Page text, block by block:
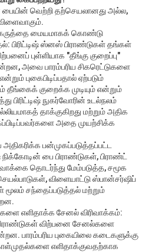
பையின் வெற்றி தற்செயலானது அல்ல,
கருத்தை மையமாகக் கொண்டு
பிரிட்டிஷ் ஸ்னஸ் பிராண்டுகள் தங்கள்
புள்ளியாக "தீங்கு குறைப்பு"
அவை பாரம்பரிய சிகரெட்டுகளை
புகைபிடிப்பதால் ஏற்படும்
தீங்கைக் குறைக்க முடியும் என்றும்
பிரிட்டிஷ் நுகர்வோரின் உடல்நலம்
தாக்குகிறது மற்றும் அதிக
அதை முயற்சிக்க
அதிகரிக்க பன்முகப்படுத்தப்பட்ட
நிக்கோடின் பை பிராண்டுகள், பிராண்ட்
தொடர்ந்து மேம்படுத்த, சமூக
விளையாட்டு ஸ்பான்சர்ஷிப்
சந்தைப்படுத்தல் மற்றும்
எளிதாக்க சேனல் விரிவாக்கம்:
பிராண்டுகள் விற்பனை சேனல்களை
பாரம்பரிய புகையிலை கடைகளுக்கு
எளிதாக்குவதற்காக